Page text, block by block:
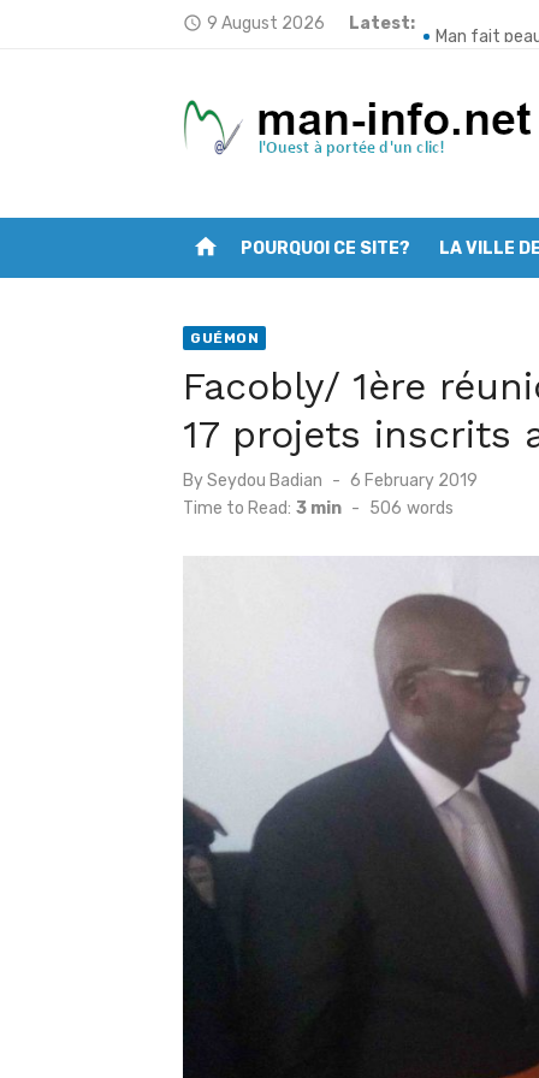
access_time 9 August 2026 Latest:
Banankoro:
Man: Deux
Tougbo: Le
Mélapleu:
home POURQUOI CE SITE? LA VILLE
GUÉMON
Facobly/ 1ère
17 projets inscrits
BySeydou Badian
Posted
6 February 2019
Time to Read: 3 min - 506 words